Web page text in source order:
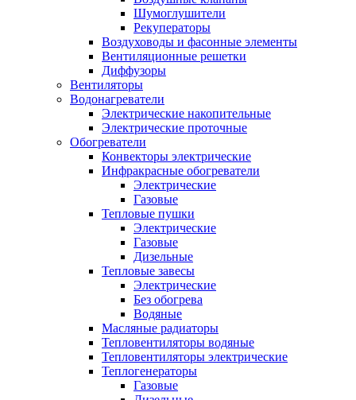
Шумоглушители
Рекуператоры
Воздуховоды и фасонные элементы
Вентиляционные решетки
Диффузоры
Вентиляторы
Водонагреватели
Электрические накопительные
Электрические проточные
Обогреватели
Конвекторы электрические
Инфракрасные обогреватели
Электрические
Газовые
Тепловые пушки
Электрические
Газовые
Дизельные
Тепловые завесы
Электрические
Без обогрева
Водяные
Масляные радиаторы
Тепловентиляторы водяные
Тепловентиляторы электрические
Теплогенераторы
Газовые